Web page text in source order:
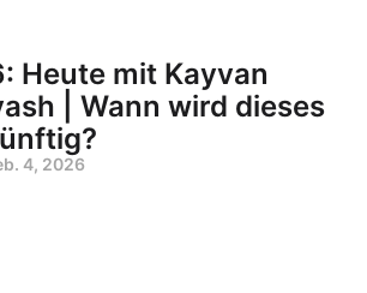
Heute mit Kayvan
| Wann wird dieses
4, 2026